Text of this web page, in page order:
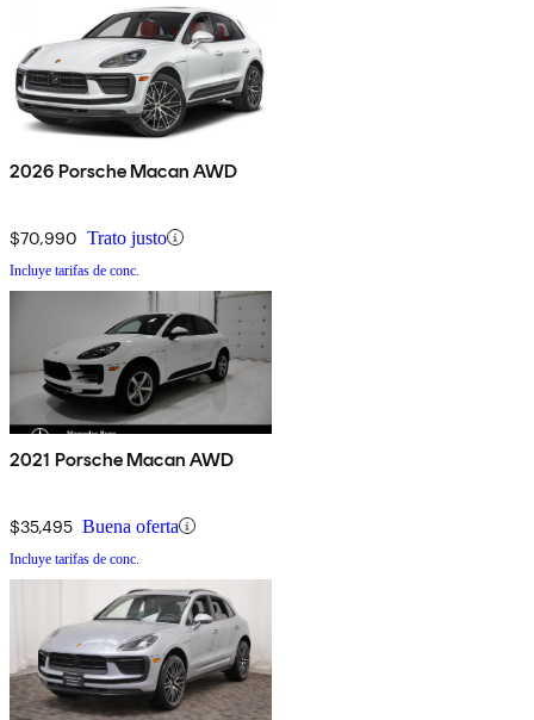
2026 Porsche Macan AWD
$70,990 Trato justo
Incluye tarifas de conc.
2021 Porsche Macan AWD
$35,495 Buena oferta
Incluye tarifas de conc.